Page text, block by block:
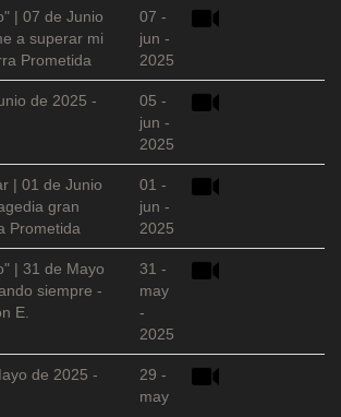
| 07 de Junio
a superar mi
Prometida
07 -
jun -
2025
de 2025 -
05 -
jun -
2025
| 01 de Junio
gran
Prometida
01 -
jun -
2025
| 31 de Mayo
siempre -
E.
31 -
may
-
2025
de 2025 -
29 -
may